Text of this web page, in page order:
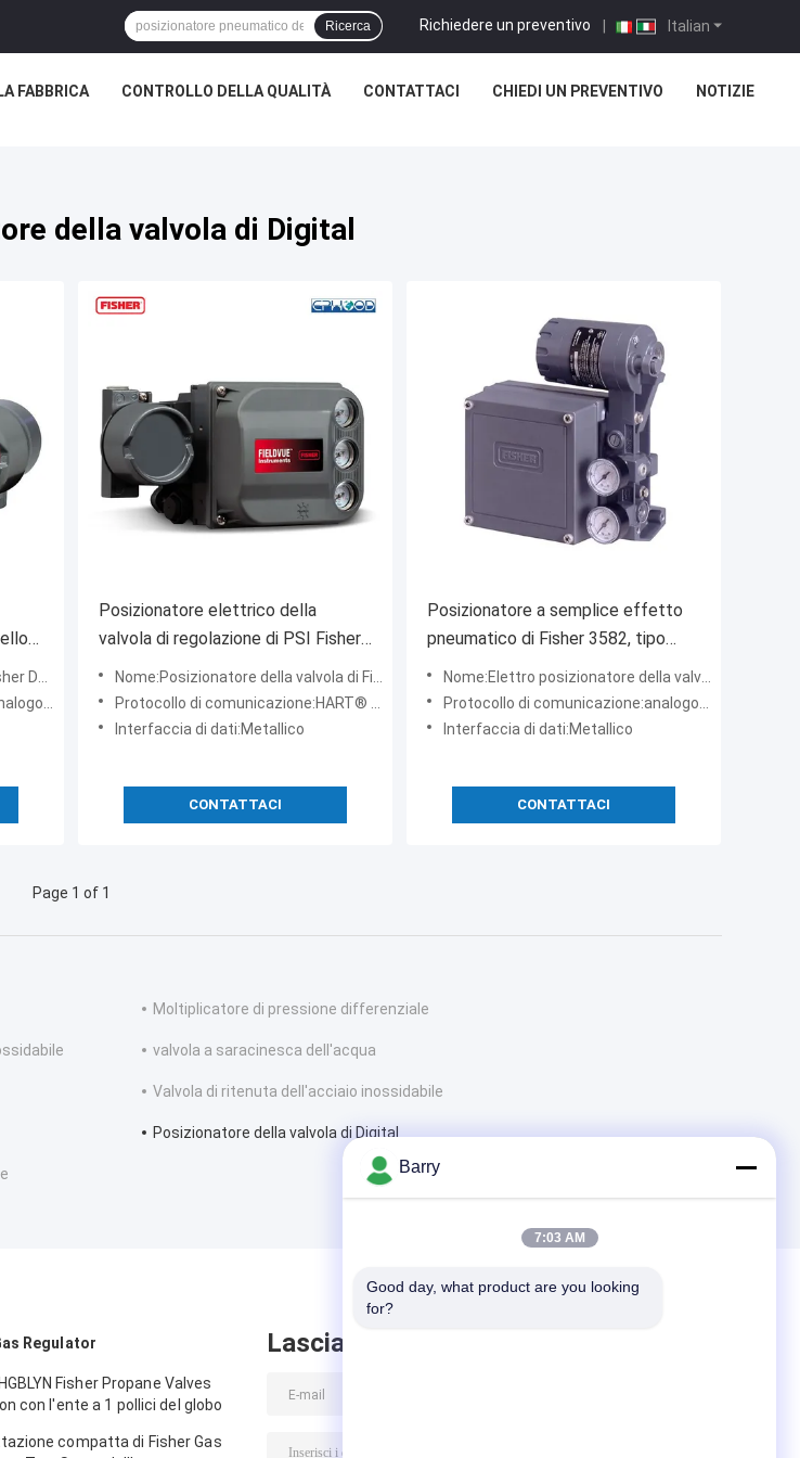
Italian
Richiedere un preventivo |
Ricerca
FABBRICA CONTROLLO DELLA QUALITÀ CONTATTACI CHIEDI UN PREVENTIVO NOTIZIE
della valvola di Digital
Digital
4-20mA
Posizionatore elettrico della
valvola di regolazione di PSI Fisher
del posizionatore 145 della valvola
di Digital dell'input del
posizionatore della valvola di Fisher
Nome:Posizionatore della valvola di Fisher DVC6200
Protocollo di comunicazione:HART® 4-20 mA
Interfaccia di dati:Metallico
CONTATTACI
Posizionatore a semplice effetto
pneumatico di Fisher 3582, tipo
elettro posizionatore della valvola
pneumatica di 3582i
Nome:Elettro posizionatore della valvola pneumatica di Fisher 3582i
Protocollo di comunicazione:analogo 4-20mA
Interfaccia di dati:Metallico
CONTATTACI
Page 1 of 1
Moltiplicatore di pressione differenziale
valvola a saracinesca dell'acqua
Valvola di ritenuta dell'acciaio inossidabile
Posizionatore della valvola di Digital
Regulator
Fisher Propane Valves
con l'ente a 1 pollici del globo
compatta di Fisher Gas
Lasciare messaggio
Barry
7:03 AM
Good day, what product are you looking
for?